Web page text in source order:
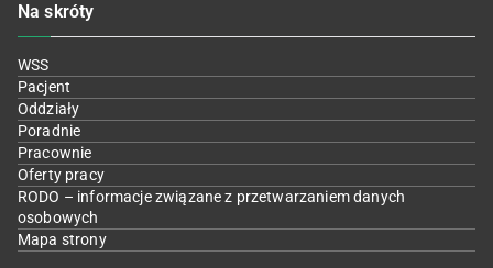
Na skróty
WSS
Pacjent
Oddziały
Poradnie
Pracownie
Oferty pracy
RODO – informacje związane z przetwarzaniem danych
osobowych
Mapa strony